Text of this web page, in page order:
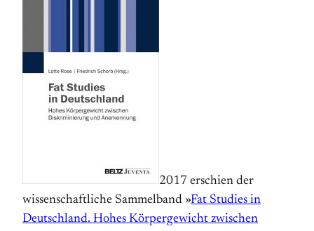
2017 erschien der
wissenschaftliche Sammelband »Fat Studies in
Deutschland. Hohes Körper­gewicht zwischen